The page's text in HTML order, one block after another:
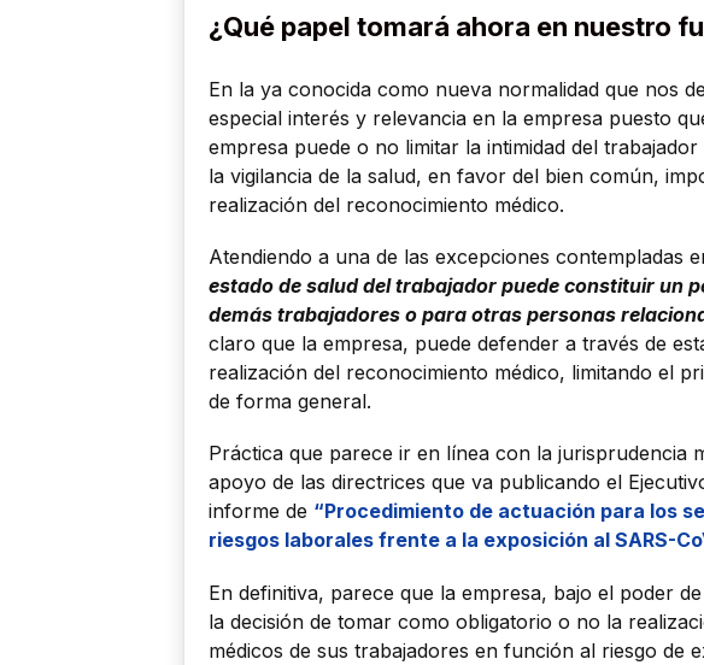
¿Qué papel tomará ahora en nuestro
En la ya conocida como nueva normalidad que nos
especial interés y relevancia en la empresa puesto
empresa puede o no limitar la intimidad del
la vigilancia de la salud, en favor del bien común,
realización del reconocimiento médico.
Atendiendo a una de las excepciones contempladas
estado de salud del trabajador puede constituir un
demás trabajadores o para otras personas
claro que la empresa, puede defender a través de
realización del reconocimiento médico, limitando el
de forma general.
Práctica que parece ir en línea con la jurisprudencia
apoyo de las directrices que va publicando el
informe de “Procedimiento de actuación para los
riesgos laborales frente a la exposición al SARS-
En definitiva, parece que la empresa, bajo el poder
la decisión de tomar como obligatorio o no la
médicos de sus trabajadores en función al riesgo de